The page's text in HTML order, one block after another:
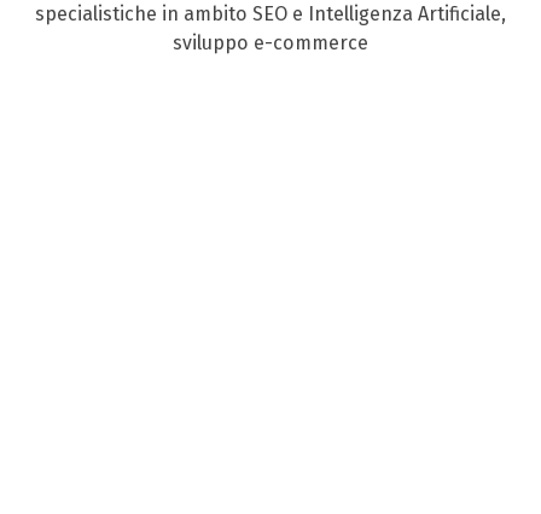
specialistiche in ambito SEO e Intelligenza Artificiale,
sviluppo e-commerce